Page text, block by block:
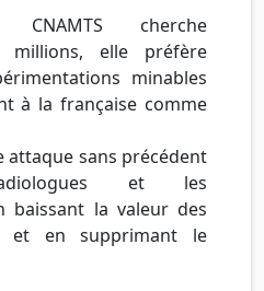
cherche
millions, elle préfère
minables
à la française comme
attaque sans précédent
et les
baissant la valeur des
et en supprimant le